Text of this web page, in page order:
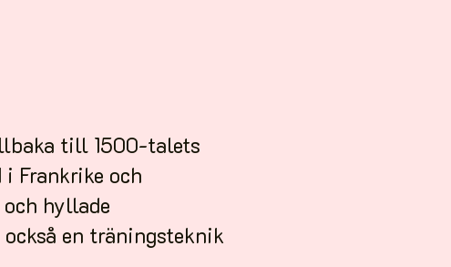
till 1500-talets
Frankrike och
hyllade
en träningsteknik